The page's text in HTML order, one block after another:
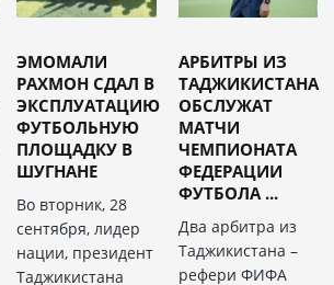
ЭМОМАЛИ
РАХМОН СДАЛ В
ЭКСПЛУАТАЦИЮ
ФУТБОЛЬНУЮ
ПЛОЩАДКУ В
ШУГНАНЕ
Во вторник, 28
сентября, лидер
нации, президент
Таджикистана
АРБИТРЫ ИЗ
ТАДЖИКИСТАНА
ОБСЛУЖАТ
МАТЧИ
ЧЕМПИОНАТА
ФЕДЕРАЦИИ
ФУТБОЛА ...
Два арбитра из
Таджикистана –
рефери ФИФА